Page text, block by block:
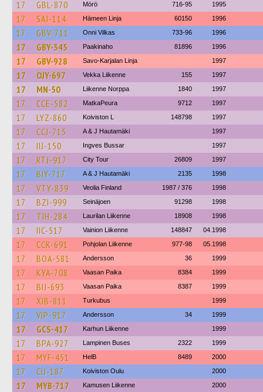
17 GBL-870 Mörö 716-95 1995
17 SAI-114 Hämeen Linja 60150 1996
17 GBV-711 Onni Vilkas 733-96 1996
17 GBY-345 Paakinaho 81896 1996
17 GBV-928 Savo-Karjalan Linja 1997
17 OJY-697 Vekka Liikenne 155 1997
17 MN-50 Liikenne Norppa 1840 1997
17 CCE-582 MatkaPeura 9712 1997
17 LYZ-860 Koiviston L 148798 1997
17 CCJ-715 A & J Hautamäki 1997
17 IIJ-150 Ingves Bussar 1997
17 RTJ-917 City Tour 26809 1997
17 BIY-717 A & J Hautamäki 2135 1998
17 VTY-839 Veolia Finland 1987 / 376 1998
17 BZI-999 Seinäjoen 91298 1998
17 TIH-284 Laurilan Liikenne 18908 1998
17 IIC-517 Vainion Liikenne 148847 04.1998
17 CCK-691 Pohjolan Liikenne 977-98 05.1998
17 BOA-581 Andersson 36 1999
17 KYA-708 Vaasan Paika 8384 1999
17 BIJ-693 Vaasan Paika 8387 1999
17 XIB-811 Turkubus 1999
17 VIP-917 Andersson 34 1999
17 GCS-417 Karhun Liikenne 1999
17 BPA-927 Lampinen Buses 2322 1999
17 MYF-451 HelB 8489 2000
17 CIJ-187 Koiviston Oulu 2000
17 MYB-717 Kamusen Liikenne 2000